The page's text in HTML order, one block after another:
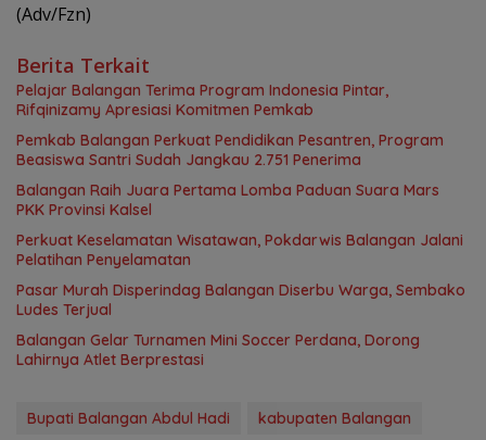
(Adv/Fzn)
Berita Terkait
Pelajar Balangan Terima Program Indonesia Pintar,
Rifqinizamy Apresiasi Komitmen Pemkab
Pemkab Balangan Perkuat Pendidikan Pesantren, Program
Beasiswa Santri Sudah Jangkau 2.751 Penerima
Balangan Raih Juara Pertama Lomba Paduan Suara Mars
PKK Provinsi Kalsel
Perkuat Keselamatan Wisatawan, Pokdarwis Balangan Jalani
Pelatihan Penyelamatan
Pasar Murah Disperindag Balangan Diserbu Warga, Sembako
Ludes Terjual
Balangan Gelar Turnamen Mini Soccer Perdana, Dorong
Lahirnya Atlet Berprestasi
Bupati Balangan Abdul Hadi
kabupaten Balangan